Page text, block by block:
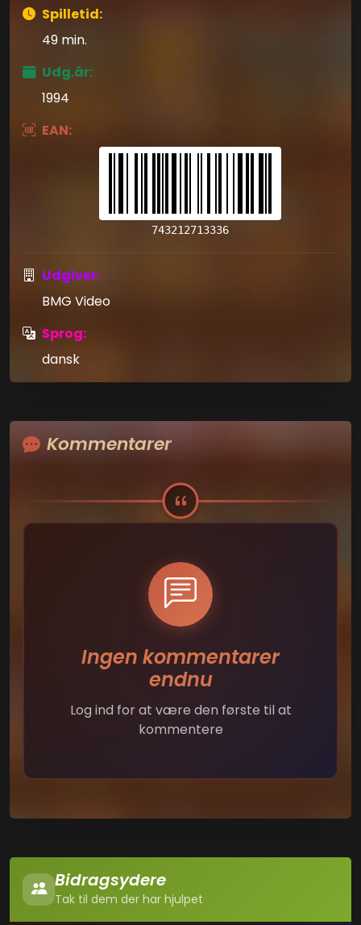
Spilletid:
49 min.
Udg.år:
1994
EAN:
743212713336
Udgiver:
BMG Video
Sprog:
dansk
Kommentarer
Ingen kommentarer
endnu
Log ind for at være den første til at
kommentere
Bidragsydere
Tak til dem der har hjulpet